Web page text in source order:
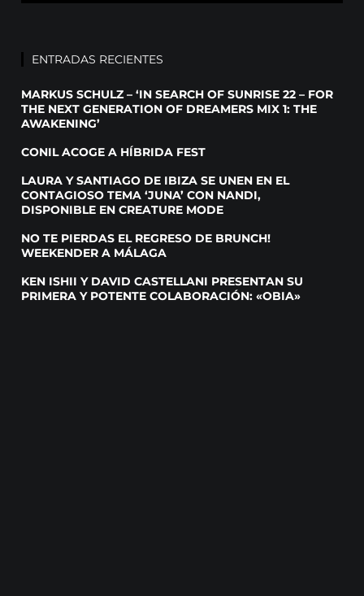
ENTRADAS RECIENTES
MARKUS SCHULZ – ‘IN SEARCH OF SUNRISE 22 – FOR
THE NEXT GENERATION OF DREAMERS MIX 1: THE
AWAKENING’
CONIL ACOGE A HÍBRIDA FEST
LAURA Y SANTIAGO DE IBIZA SE UNEN EN EL
CONTAGIOSO TEMA ‘JUNA’ CON NANDI,
DISPONIBLE EN CREATURE MODE
NO TE PIERDAS EL REGRESO DE BRUNCH!
WEEKENDER A MÁLAGA
KEN ISHII Y DAVID CASTELLANI PRESENTAN SU
PRIMERA Y POTENTE COLABORACIÓN: «OBIA»